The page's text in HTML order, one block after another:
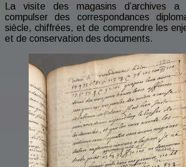
La visite des magasins d’archives
compulser des correspondances
siècle, chiffrées, et de comprendre les
et de conservation des documents.